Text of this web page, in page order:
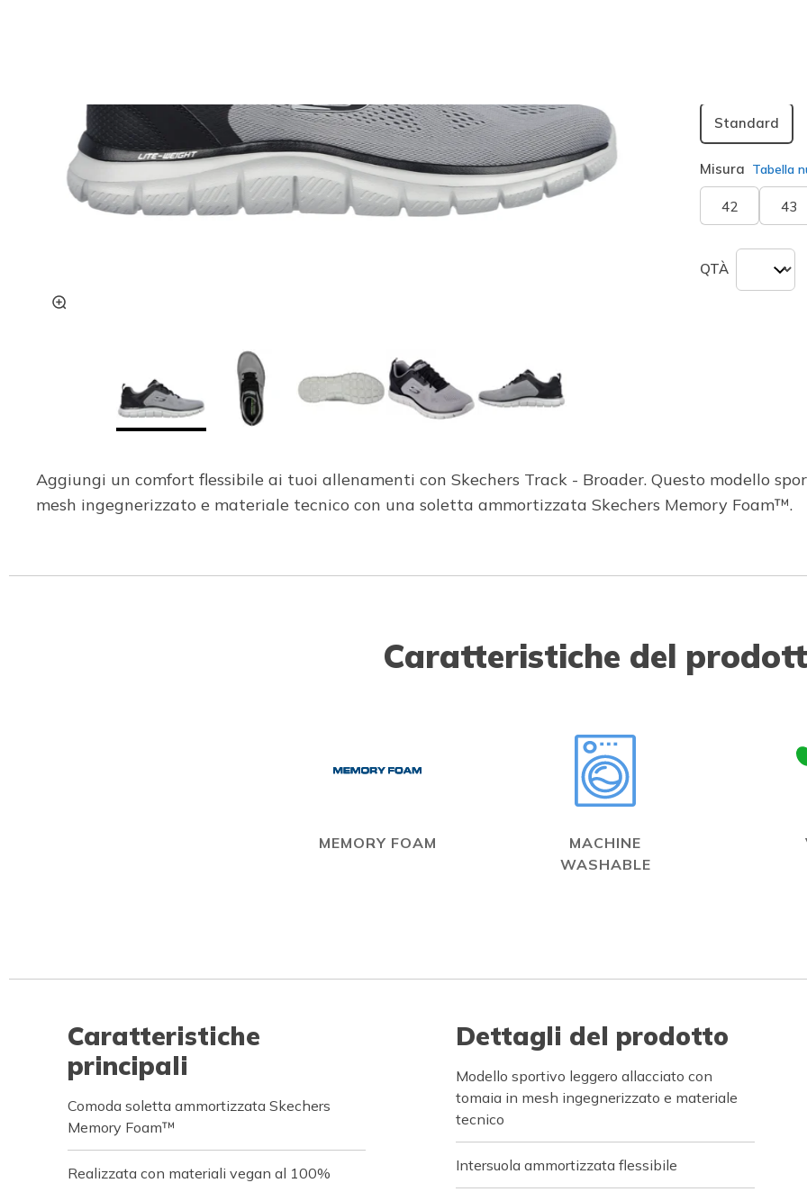
Standard
Misura Tabella
42 43
QTÀ
Aggiungi un comfort flessibile ai tuoi allenamenti con Skechers Track - Broader. Questo modello
mesh ingegnerizzato e materiale tecnico con una soletta ammortizzata Skechers Memory Foam™.
Caratteristiche del
MEMORY FOAM
MACHINE
WASHABLE
Caratteristiche
principali
Comoda soletta ammortizzata Skechers
Memory Foam™
Realizzata con materiali vegan al 100%
Dettagli del prodotto
Modello sportivo leggero allacciato con
tomaia in mesh ingegnerizzato e materiale
tecnico
Intersuola ammortizzata flessibile